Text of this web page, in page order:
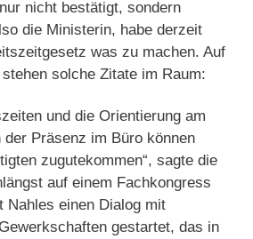
nicht bestätigt, sondern
die Ministerin, habe derzeit
was zu machen. Auf
solche Zitate im Raum:
und die Orientierung am
Präsenz im Büro können
zugutekommen“, sagte die
auf einem Fachkongress
Nahles einen Dialog mit
gestartet, das in